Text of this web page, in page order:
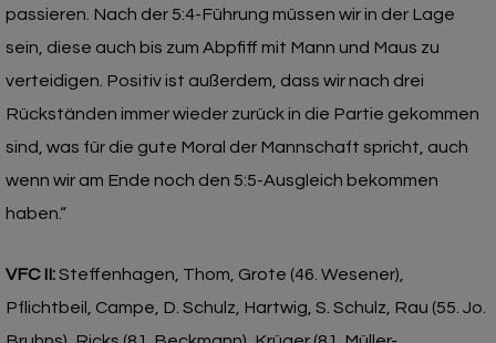
passieren. Nach der 5:4-Führung müssen wir in der Lage
sein, diese auch bis zum Abpfiff mit Mann und Maus zu
verteidigen. Positiv ist außerdem, dass wir nach drei
Rückständen immer wieder zurück in die Partie gekommen
sind, was für die gute Moral der Mannschaft spricht, auch
wenn wir am Ende noch den 5:5-Ausgleich bekommen
haben.“
VFC II:Steffenhagen, Thom, Grote (46. Wesener),
Pflichtbeil, Campe, D. Schulz, Hartwig, S. Schulz, Rau (55. Jo.